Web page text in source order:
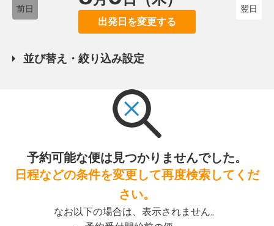
前日
出発日を変更する
翌日
並び替え・絞り込み設定
予約可能な便は見つかりませんでした。
日程などの条件を変更して再度検索してくだ
さい。
なお以下の場合は、表示されません。